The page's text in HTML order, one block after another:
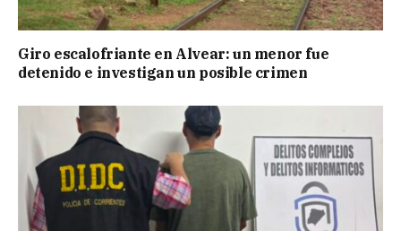
Giro escalofriante en Alvear: un menor fue
detenido e investigan un posible crimen